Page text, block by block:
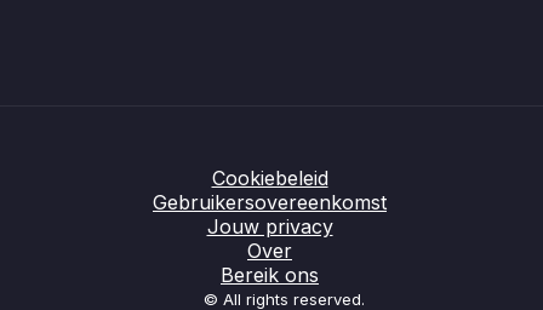
Cookiebeleid
Gebruikersovereenkomst
Jouw privacy
Over
Bereik ons
© All rights reserved.